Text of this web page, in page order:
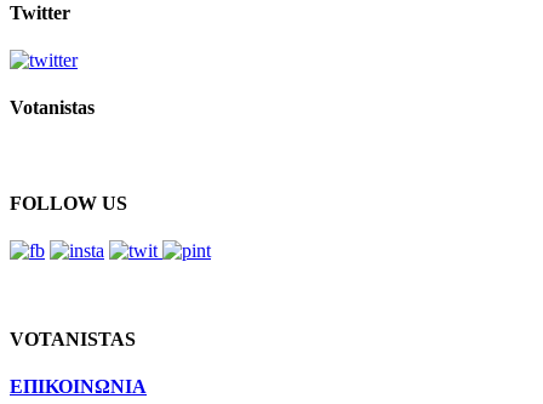
Twitter
Votanistas
FOLLOW US
VOTANISTAS
ΕΠΙΚΟΙΝΩΝΙΑ